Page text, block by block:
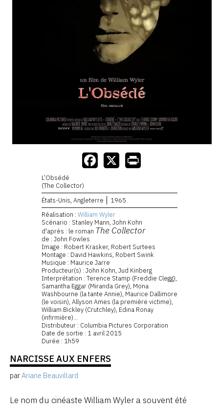
L’Obsédé
(The Collector)
États-Unis, Angleterre
1965
Réalisation : William Wyler
Scénario : Stanley Mann, John Kohn
d'après : le roman The Collector
de : John Fowles
Image : Robert Krasker, Robert Surtees
Montage : David Hawkins, Robert Swink
Musique : Maurice Jarre
Producteur(s) : John Kohn, Jud Kinberg
Interprétation : Terence Stamp (Freddie Clegg),
Samantha Eggar (Miranda Grey), Mona
Washbourne (la tante Annie), Maurice Dallimore
(le voisin), Allyson Ames (la première victime),
William Bickley (Crutchley), Edina Ronay
(infirmière)...
Distributeur : Columbia Pictures Corporation
Date de sortie : 1 avril 2015
Durée : 1h59
NARCISSE AUX ENFERS
parAriane Beauvillard
Le nom du cinéaste William Wyler a souvent été